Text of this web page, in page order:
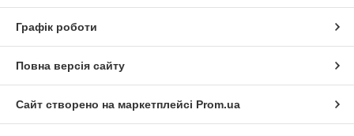
Графік роботи
Повна версія сайту
Сайт створено на маркетплейсі Prom.ua